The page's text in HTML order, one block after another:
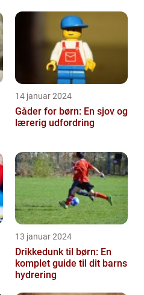
14 januar 2024
Gåder for børn: En sjov og
lærerig udfordring
13 januar 2024
Drikkedunk til børn: En
komplet guide til dit barns
hydrering